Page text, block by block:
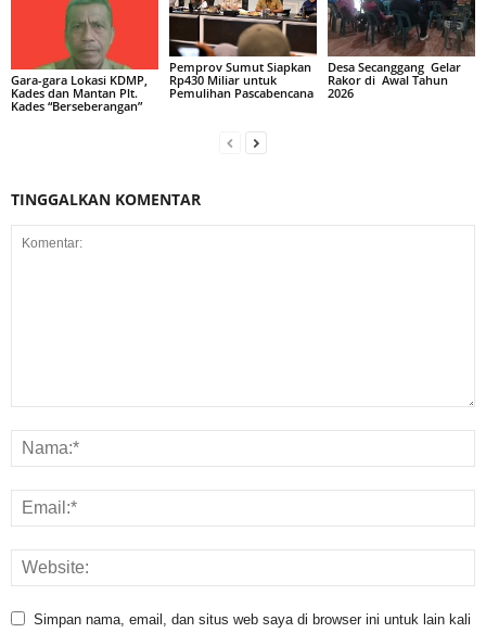
Gara-gara Lokasi KDMP,
Kades dan Mantan Plt.
Kades “Berseberangan”
Pemprov Sumut Siapkan
Rp430 Miliar untuk
Pemulihan Pascabencana
Desa Secanggang Gelar
Rakor di Awal Tahun
2026
TINGGALKAN KOMENTAR
Simpan nama, email, dan situs web saya di browser ini untuk lain kali